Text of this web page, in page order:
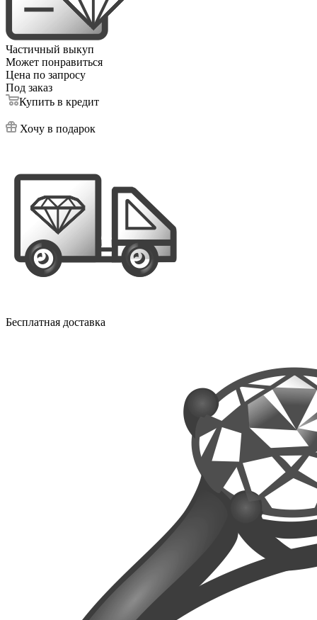
Частичный выкуп
Может понравиться
Цена по запросу
Под заказ
Купить в кредит
Хочу в подарок
Бесплатная доставка